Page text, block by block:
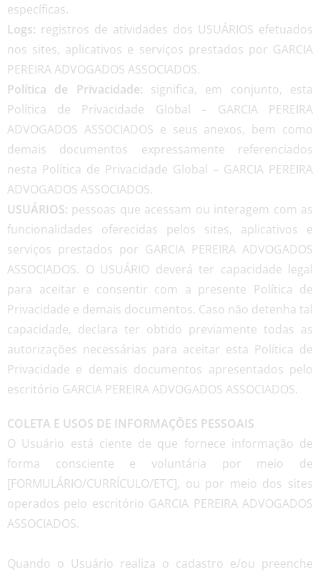
específicas.
Logs: registros de atividades dos USUÁRIOS efetuados
nos sites, aplicativos e serviços prestados por GARCIA
PEREIRA ADVOGADOS ASSOCIADOS.
Política de Privacidade: significa, em conjunto, esta
Política de Privacidade Global – GARCIA PEREIRA
ADVOGADOS ASSOCIADOS e seus anexos, bem como
demais documentos expressamente referenciados
nesta Política de Privacidade Global – GARCIA PEREIRA
ADVOGADOS ASSOCIADOS.
USUÁRIOS: pessoas que acessam ou interagem com as
funcionalidades oferecidas pelos sites, aplicativos e
serviços prestados por GARCIA PEREIRA ADVOGADOS
ASSOCIADOS. O USUÁRIO deverá ter capacidade legal
para aceitar e consentir com a presente Política de
Privacidade e demais documentos. Caso não detenha tal
capacidade, declara ter obtido previamente todas as
autorizações necessárias para aceitar esta Política de
Privacidade e demais documentos apresentados pelo
escritório GARCIA PEREIRA ADVOGADOS ASSOCIADOS.
COLETA E USOS DE INFORMAÇÕES PESSOAIS
O Usuário está ciente de que fornece informação de
forma consciente e voluntária por meio de
[FORMULÁRIO/CURRÍCULO/ETC], ou por meio dos sites
operados pelo escritório GARCIA PEREIRA ADVOGADOS
ASSOCIADOS.
Quando o Usuário realiza o cadastro e/ou preenche